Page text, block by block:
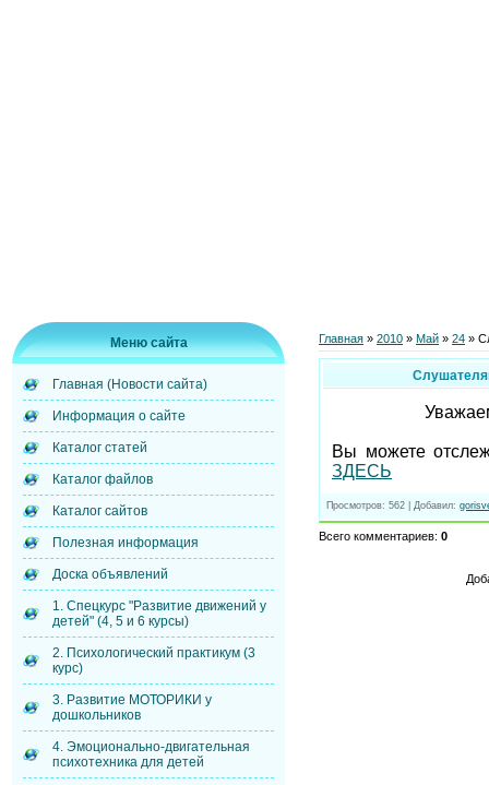
Меню сайта
Главная (Новости сайта)
Информация о сайте
Каталог статей
Каталог файлов
Каталог сайтов
Полезная информация
Доска объявлений
1. Спецкурс "Развитие движений у
детей" (4, 5 и 6 курсы)
2. Психологический практикум (3
курс)
3. Развитие МОТОРИКИ у
дошкольников
4. Эмоционально-двигательная
психотехника для детей
Главная » 2010 » Май » 24 »
Вы можете
ЗДЕСЬ
Просмотров: 562 | Добавил:
Всего комментариев: 0